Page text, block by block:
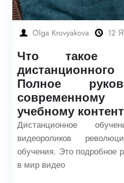
Olga Krovyakova 12
Что такое
Полное
учебному
Дистанционное
видеороликов
обучения. Это подробное
в мир видео